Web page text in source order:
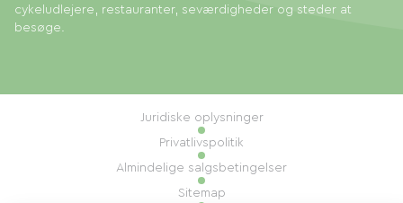
cykeludlejere, restauranter, seværdigheder og steder at
besøge.
Juridiske oplysninger
Privatlivspolitik
Almindelige salgsbetingelser
Sitemap